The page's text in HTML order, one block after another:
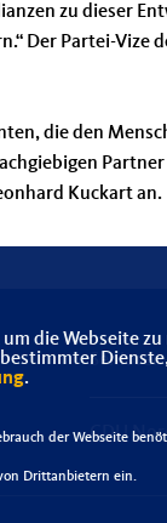
zu dieser
Der Partei-Vize
die den
Kuckart an.
CDU
die Webseite
.
der Webseite
Drittanbietern ein.